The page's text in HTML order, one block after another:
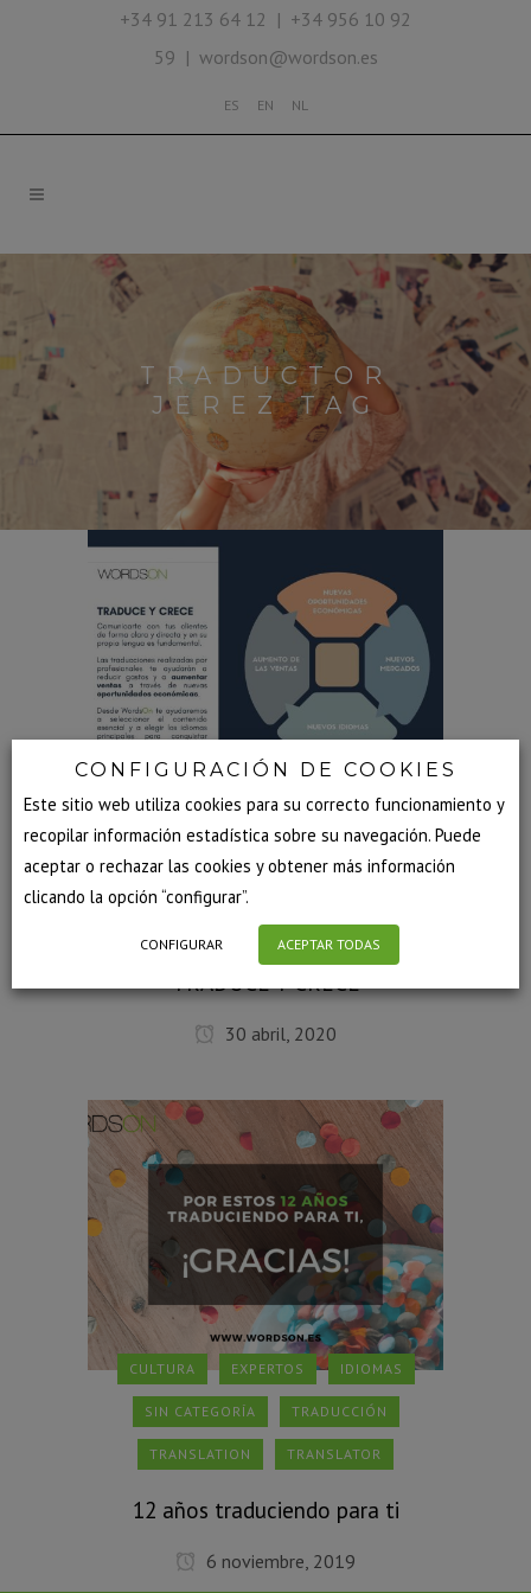
+34 91 213 64 12 | +34 956 10 92
59 | wordson@wordson.es
ES EN NL
TRADUCTOR
JEREZ TAG
BUSINESS COMERCIO EXTERIOR
EMPRESA EXPERTOS IDIOMAS
TRADUCCIÓN
TRADUCE Y CRECE
30 abril, 2020
CULTURA EXPERTOS IDIOMAS
SIN CATEGORÍA TRADUCCIÓN
TRANSLATION TRANSLATOR
12 años traduciendo para ti
6 noviembre, 2019
CONFIGURACIÓN DE COOKIES
Este sitio web utiliza cookies para su correcto funcionamiento y
recopilar información estadística sobre su navegación. Puede
aceptar o rechazar las cookies y obtener más información
clicando la opción “configurar”.
CONFIGURAR ACEPTAR TODAS